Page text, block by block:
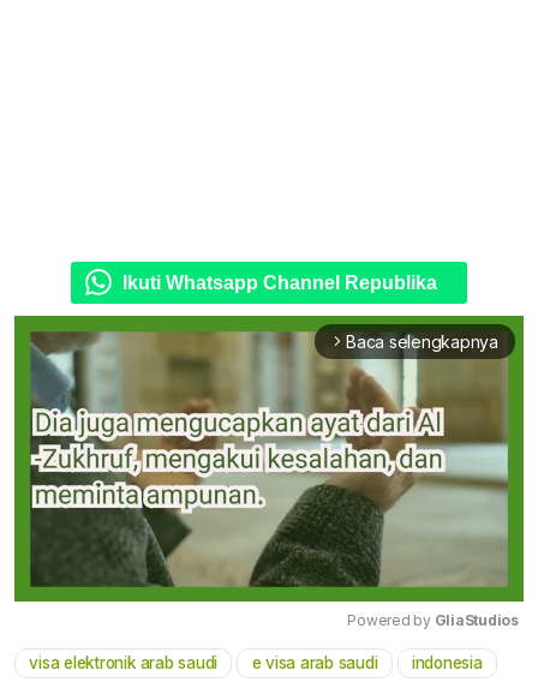
Ikuti Whatsapp Channel Republika
arrow_forward_ios Baca selengkapnya
Mute
Powered by GliaStudios
visa elektronik arab saudi e visa arab saudi indonesia